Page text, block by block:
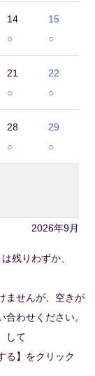
14
○
15
○
21
○
22
○
28
○
29
○
2026年9月
残りわずか、
ませんが、空きが
わせください。
して
る】をクリック